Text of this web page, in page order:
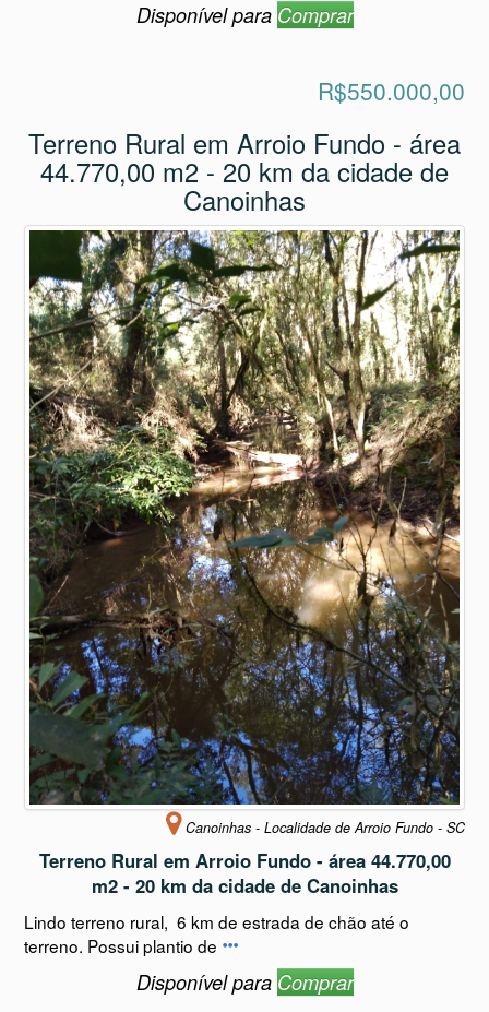
Disponível para Comprar
R$550.000,00
Terreno Rural em Arroio Fundo - área
44.770,00 m2 - 20 km da cidade de
Canoinhas
Canoinhas - Localidade de Arroio Fundo - SC
Terreno Rural em Arroio Fundo - área 44.770,00
m2 - 20 km da cidade de Canoinhas
Lindo terreno rural, 6 km de estrada de chão até o
terreno. Possui plantio de
Disponível para Comprar